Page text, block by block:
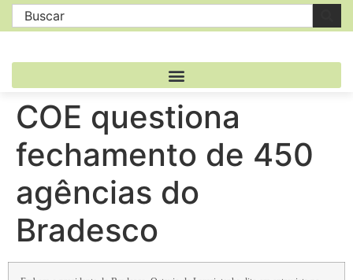
COE questiona
fechamento de 450
agências do
Bradesco